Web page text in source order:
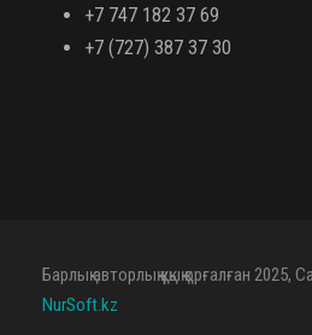
+7 747 182 37 69
+7 (727) 387 37 30
Барлық авторлық құқық қорғалған 2025,
NurSoft.kz